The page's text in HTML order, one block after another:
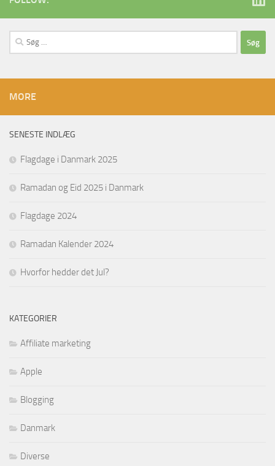
Søg
efter:
MORE
SENESTE INDLÆG
Flagdage i Danmark 2025
Ramadan og Eid 2025 i Danmark
Flagdage 2024
Ramadan Kalender 2024
Hvorfor hedder det Jul?
KATEGORIER
Affiliate marketing
Apple
Blogging
Danmark
Diverse